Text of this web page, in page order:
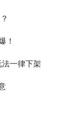
！
一律下架